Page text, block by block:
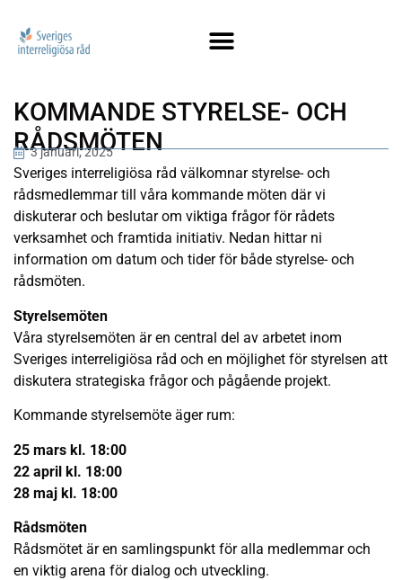
KOMMANDE STYRELSE- OCH
RÅDSMÖTEN
3 januari, 2025
Sveriges interreligiösa råd välkomnar styrelse- och
rådsmedlemmar till våra kommande möten där vi
diskuterar och beslutar om viktiga frågor för rådets
verksamhet och framtida initiativ. Nedan hittar ni
information om datum och tider för både styrelse- och
rådsmöten.
Styrelsemöten
Våra styrelsemöten är en central del av arbetet inom
Sveriges interreligiösa råd och en möjlighet för styrelsen att
diskutera strategiska frågor och pågående projekt.
Kommande styrelsemöte äger rum:
25 mars kl. 18:00
22 april kl. 18:00
28 maj kl. 18:00
Rådsmöten
Rådsmötet är en samlingspunkt för alla medlemmar och
en viktig arena för dialog och utveckling.